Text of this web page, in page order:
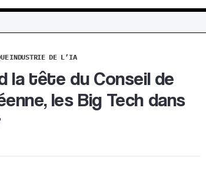
INDUSTRIE DE L’IA
la tête du Conseil de
les Big Tech dans